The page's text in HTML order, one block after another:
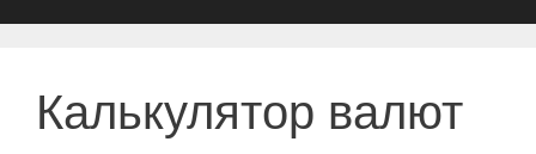
Калькулятор валют